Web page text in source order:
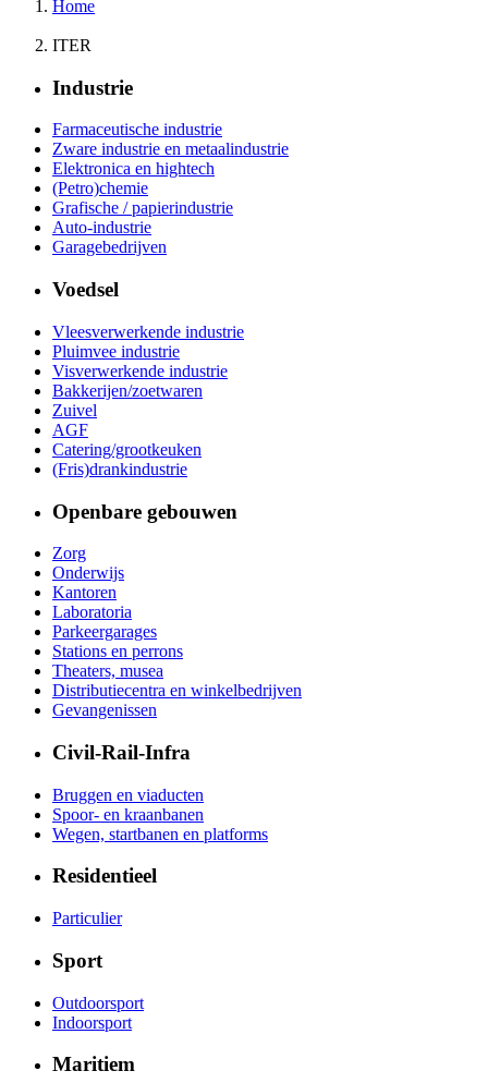
Home
ITER
Industrie
Farmaceutische industrie
Zware industrie en metaalindustrie
Elektronica en hightech
(Petro)chemie
Grafische / papierindustrie
Auto-industrie
Garagebedrijven
Voedsel
Vleesverwerkende industrie
Pluimvee industrie
Visverwerkende industrie
Bakkerijen/zoetwaren
Zuivel
AGF
Catering/grootkeuken
(Fris)drankindustrie
Openbare gebouwen
Zorg
Onderwijs
Kantoren
Laboratoria
Parkeergarages
Stations en perrons
Theaters, musea
Distributiecentra en winkelbedrijven
Gevangenissen
Civil-Rail-Infra
Bruggen en viaducten
Spoor- en kraanbanen
Wegen, startbanen en platforms
Residentieel
Particulier
Sport
Outdoorsport
Indoorsport
Maritiem